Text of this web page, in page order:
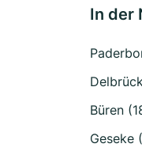
In der
Büren
Geseke